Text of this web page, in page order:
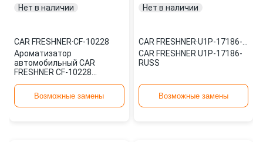
Нет в наличии
CAR FRESHNER·CF-10228
Ароматизатор
автомобильный CAR
FRESHNER CF-10228
Возможные замены
Нет в наличии
CAR FRESHNER·
CAR FRESHNER U1P-17186-
RUSS
Возможные замены